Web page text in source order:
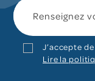
J’accepte
Lire la